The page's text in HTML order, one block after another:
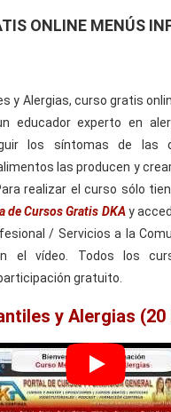
ONLINE MENÚS
y Alergias, curso gratis
educador experto en
los síntomas de las
las producen y
realizar el curso sólo
de Cursos Gratis DKAy
/ Servicios a la
el vídeo. Todos los
gratuito.
y Alergias (20